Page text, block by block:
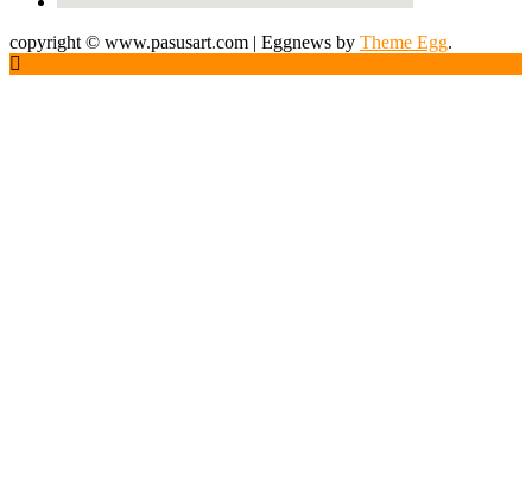
copyright © www.pasusart.com | Eggnews by Theme Egg.